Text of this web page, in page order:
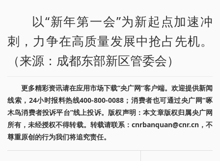
以“新年第一会”为新起点加速冲
刺，力争在高质量发展中抢占先机。
（来源：成都东部新区管委会）
更多精彩资讯请在应用市场下载“央广网”客户端。欢迎提供新闻
线索，24小时报料热线400-800-0088；消费者也可通过央广网“啄
木鸟消费者投诉平台”线上投诉。版权声明：本文章版权归属央广网
所有，未经授权不得转载。转载请联系：cnrbanquan@cnr.cn，不
尊重原创的行为我们将追究责任。